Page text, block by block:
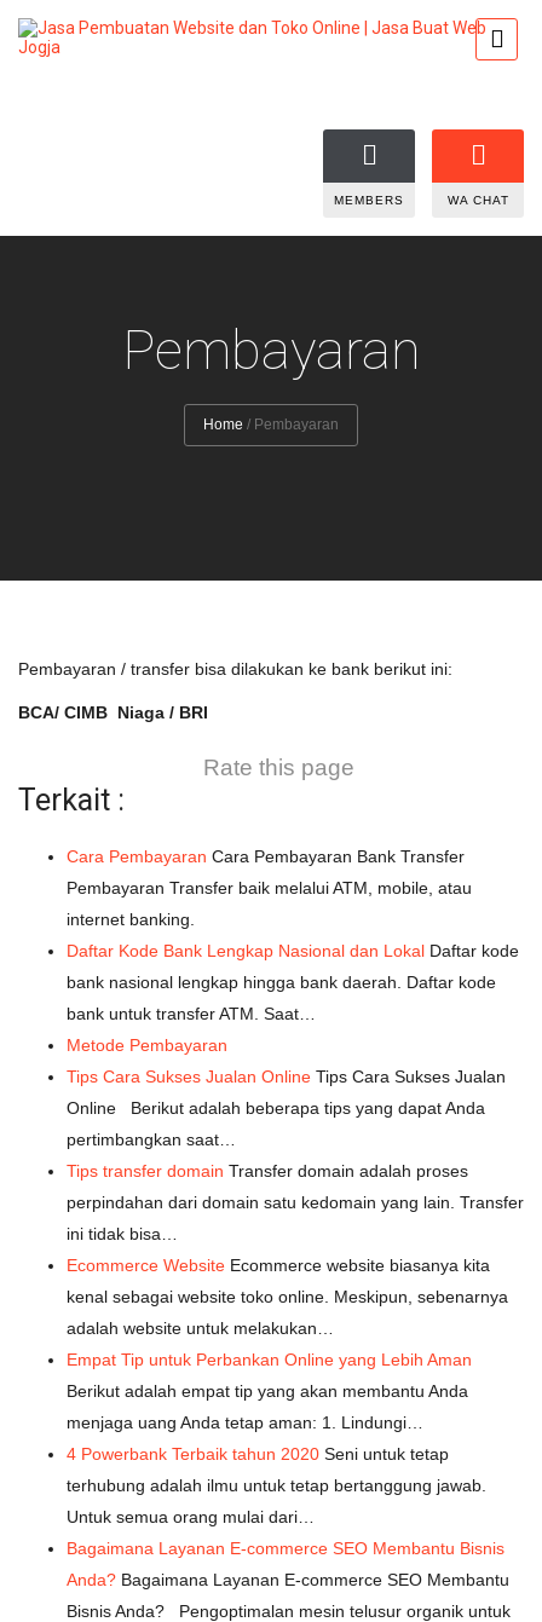
MEMBERS WA CHAT
Pembayaran
Home / Pembayaran
Pembayaran / transfer bisa dilakukan ke bank berikut ini:
BCA/ CIMB Niaga / BRI
Rate this page
Terkait :
Cara Pembayaran Cara Pembayaran Bank Transfer
Pembayaran Transfer baik melalui ATM, mobile, atau
internet banking.
Daftar Kode Bank Lengkap Nasional dan Lokal Daftar kode
bank nasional lengkap hingga bank daerah. Daftar kode
bank untuk transfer ATM. Saat…
Metode Pembayaran
Tips Cara Sukses Jualan Online Tips Cara Sukses Jualan
Online Berikut adalah beberapa tips yang dapat Anda
pertimbangkan saat…
Tips transfer domain Transfer domain adalah proses
perpindahan dari domain satu kedomain yang lain. Transfer
ini tidak bisa…
Ecommerce Website Ecommerce website biasanya kita
kenal sebagai website toko online. Meskipun, sebenarnya
adalah website untuk melakukan…
Empat Tip untuk Perbankan Online yang Lebih Aman
Berikut adalah empat tip yang akan membantu Anda
menjaga uang Anda tetap aman: 1. Lindungi…
4 Powerbank Terbaik tahun 2020 Seni untuk tetap
terhubung adalah ilmu untuk tetap bertanggung jawab.
Untuk semua orang mulai dari…
Bagaimana Layanan E-commerce SEO Membantu Bisnis
Anda? Bagaimana Layanan E-commerce SEO Membantu
Bisnis Anda? Pengoptimalan mesin telusur organik untuk